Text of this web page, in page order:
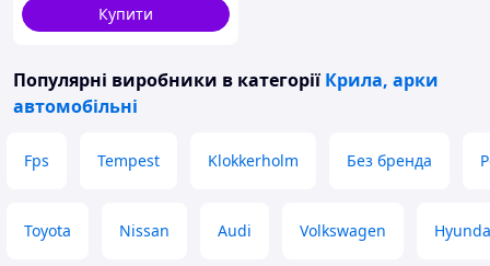
Купити
Популярні виробники в категорії Крила, арки
автомобільні
Fps Tempest Klokkerholm Без бренда
Toyota Nissan Audi Volkswagen